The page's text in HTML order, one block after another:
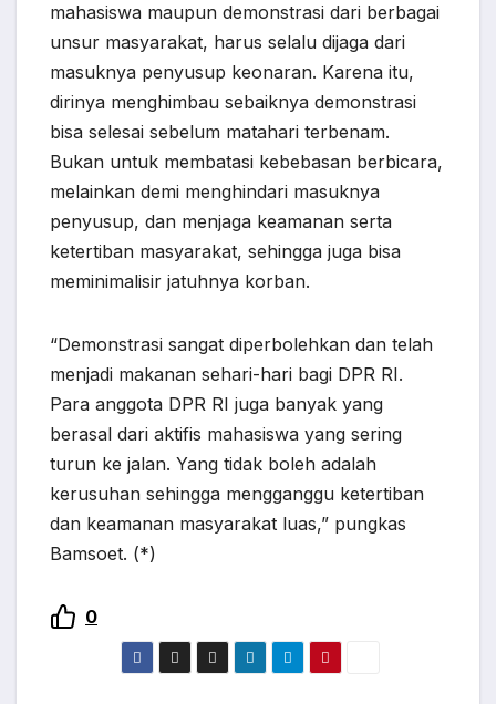
mahasiswa maupun demonstrasi dari berbagai
unsur masyarakat, harus selalu dijaga dari
masuknya penyusup keonaran. Karena itu,
dirinya menghimbau sebaiknya demonstrasi
bisa selesai sebelum matahari terbenam.
Bukan untuk membatasi kebebasan berbicara,
melainkan demi menghindari masuknya
penyusup, dan menjaga keamanan serta
ketertiban masyarakat, sehingga juga bisa
meminimalisir jatuhnya korban.
“Demonstrasi sangat diperbolehkan dan telah
menjadi makanan sehari-hari bagi DPR RI.
Para anggota DPR RI juga banyak yang
berasal dari aktifis mahasiswa yang sering
turun ke jalan. Yang tidak boleh adalah
kerusuhan sehingga mengganggu ketertiban
dan keamanan masyarakat luas,” pungkas
Bamsoet. (*)
0